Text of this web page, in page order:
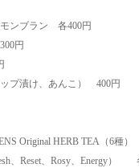
モンブラン 各400円
円
ップ漬け、あんこ） 400円
Original HERB TEA（6種）
、Reset、Rosy、Energy）